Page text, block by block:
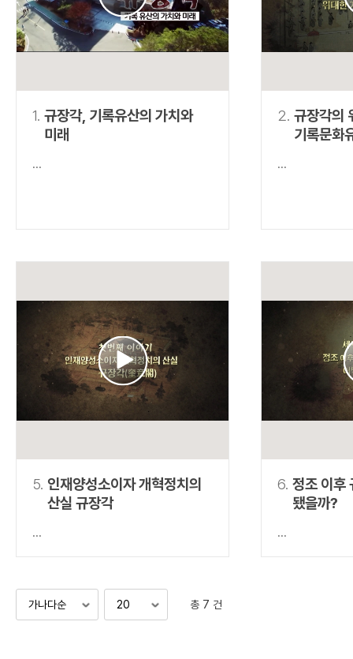
AND 정조 AND 정약용
색
OR 정조 OR 정약용 “정조” 또는 “
동시에 여러 개의 연산자를 사용할 수 있습니다.
1. 규장각, 기록유산의 가치와
미래
...
2. 규장각의
기록문화
...
5. 인재양성소이자 개혁정치의
산실 규장각
...
6. 정조 이후
됐을까?
...
총 7 건